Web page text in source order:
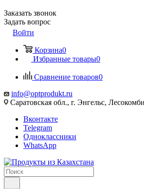
Заказать звонок
Задать вопрос
Войти
Корзина0
Избранные товары0
Сравнение товаров0
info@optprodukt.ru
Саратовская обл., г. Энгельс,
Вконтакте
Telegram
Одноклассники
WhatsApp